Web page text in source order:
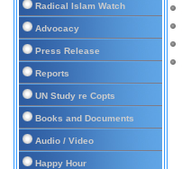
Radical Islam Watch
Advocacy
Press Release
Reports
UN Study re Copts
Books and Documents
Audio / Video
Happy Hour